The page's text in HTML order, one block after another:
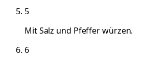
5
Mit Salz und Pfeffer würzen.
6